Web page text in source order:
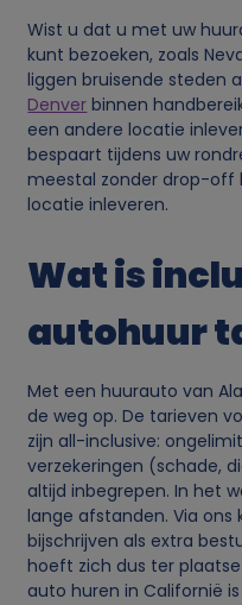
Wist u dat u met uw
kunt bezoeken, zoals
liggen bruisende steden
Denver binnen
een andere locatie
bespaart tijdens uw
meestal zonder drop-off
locatie inleveren.
Wat is
autohuur
Met een huurauto van
de weg op. De tarieven
zijn all-inclusive:
verzekeringen (schade,
altijd inbegrepen. In het
lange afstanden. Via ons
bijschrijven als extra
hoeft zich dus ter
auto huren in Californië
s
e
n
c
o
o
k
e
s